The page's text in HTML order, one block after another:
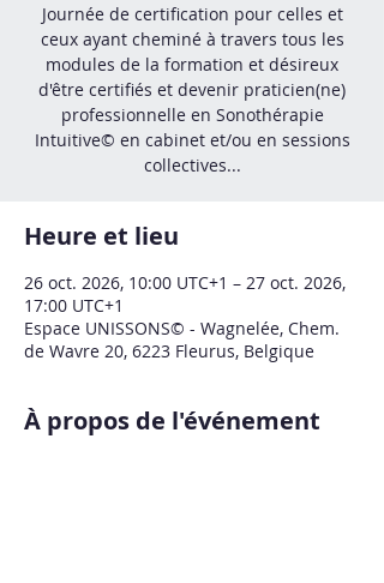
Journée de certification pour celles et
ceux ayant cheminé à travers tous les
modules de la formation et désireux
d'être certifiés et devenir praticien(ne)
professionnelle en Sonothérapie
Intuitive© en cabinet et/ou en sessions
collectives...
Heure et lieu
26 oct. 2026, 10:00 UTC+1 – 27 oct. 2026,
17:00 UTC+1
Espace UNISSONS© - Wagnelée, Chem.
de Wavre 20, 6223 Fleurus, Belgique
À propos de l'événement